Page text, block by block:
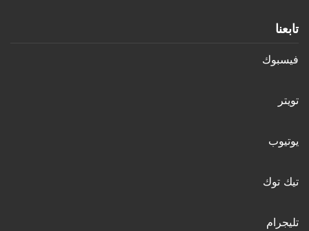
تابعنا
فيسبوك
تويتر
يوتيوب
تيك توك
تليجرام